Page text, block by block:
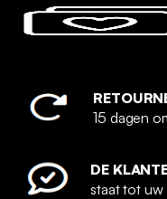
15 dagen
DE
staat tot uw